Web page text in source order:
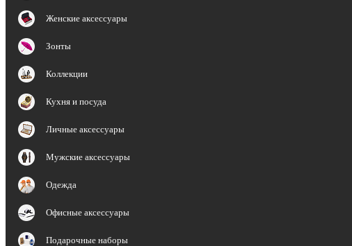
Женские аксессуары
Зонты
Коллекции
Кухня и посуда
Личные аксессуары
Мужские аксессуары
Одежда
Офисные аксессуары
Подарочные наборы